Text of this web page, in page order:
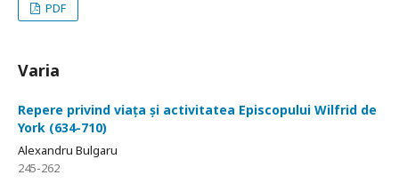
PDF
Varia
Repere privind viața și activitatea Episcopului Wilfrid de
York (634-710)
Alexandru Bulgaru
245-262